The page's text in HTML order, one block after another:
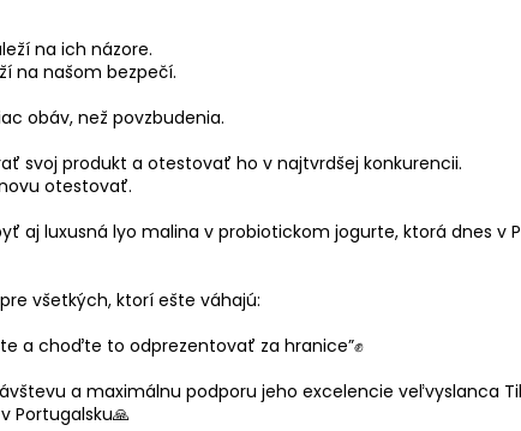
na ich názore.
na našom bezpečí.
obáv, než povzbudenia.
svoj produkt a otestovať ho v najtvrdšej konkurencii.
otestovať.
aj luxusná lyo malina v probiotickom jogurte, ktorá dnes v
všetkých, ktorí ešte váhajú:
a choďte to odprezentovať za hranice”✊
a maximálnu podporu jeho excelencie veľvyslanca
Portugalsku🙏